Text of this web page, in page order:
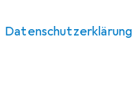
Datenschutzerklärung